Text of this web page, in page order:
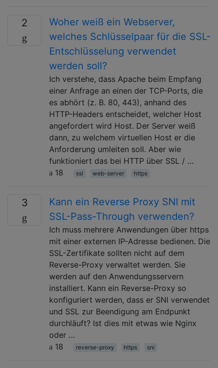
2
Woher weiß ein Webserver,
welches Schlüsselpaar für die SSL-
Entschlüsselung verwendet
werden soll?
Ich verstehe, dass Apache beim Empfang
einer Anfrage an einen der TCP-Ports, die
es abhört (z. B. 80, 443), anhand des
HTTP-Headers entscheidet, welcher Host
angefordert wird Host. Der Server weiß
dann, zu welchem ​​virtuellen Host er die
Anforderung umleiten soll. Aber wie
funktioniert das bei HTTP über SSL / …
18
ssl web-server https
3
Kann ein Reverse Proxy SNI mit
SSL-Pass-Through verwenden?
Ich muss mehrere Anwendungen über https
mit einer externen IP-Adresse bedienen. Die
SSL-Zertifikate sollten nicht auf dem
Reverse-Proxy verwaltet werden. Sie
werden auf den Anwendungsservern
installiert. Kann ein Reverse-Proxy so
konfiguriert werden, dass er SNI verwendet
und SSL zur Beendigung am Endpunkt
durchläuft? Ist dies mit etwas wie Nginx
oder …
18
reverse-proxy https sni